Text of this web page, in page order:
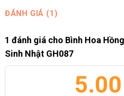
đều mang lại cảm giác ấm áp,
cùng chiếc bình bạc sẽ để lại
nhận không thể quên.
đỏ, bình hoa dễ dàng trở thành
nhật, gắn kết những khoảnh
ĐÁNH GIÁ (1)
1 đánh giá cho Bình Hoa
Sinh Nhật GH087